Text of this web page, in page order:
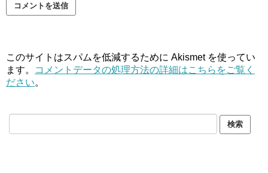
このサイトはスパムを低減するために Akismet を使ってい
ます。
コメントデータの処理方法の詳細はこちらをご覧く
ださい。